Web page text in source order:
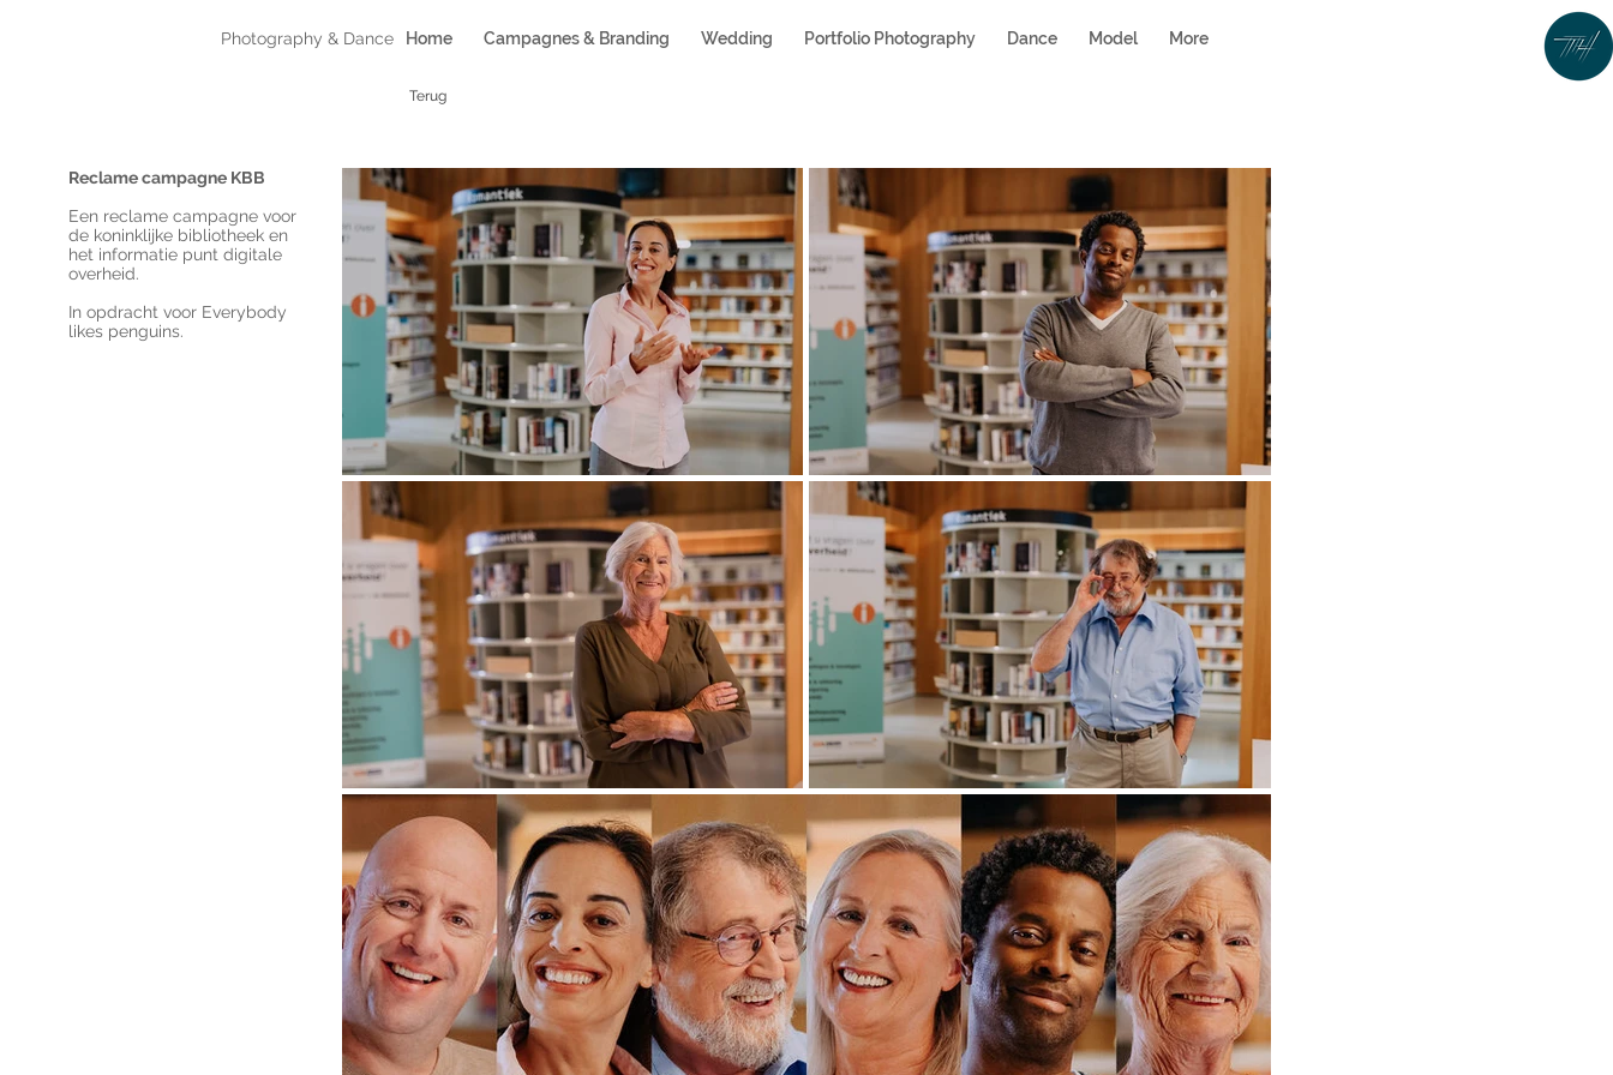
Home Campagnes & Branding Wedding Portfolio Photography Dance Model More
Photography & Dance
Terug
Reclame campagne KBB
Een reclame campagne voor
de koninklijke bibliotheek en
het informatie punt digitale
overheid.
In opdracht voor Everybody
likes penguins.